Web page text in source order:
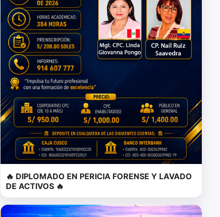
🔥 DIPLOMADO EN PERICIA FORENSE Y LAVADO
DE ACTIVOS 🔥